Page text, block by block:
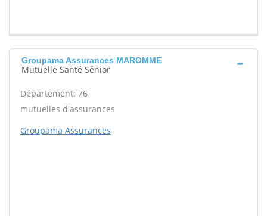
Groupama Assurances MAROMME
Mutuelle Santé Sénior
Département: 76
mutuelles d'assurances
Groupama Assurances